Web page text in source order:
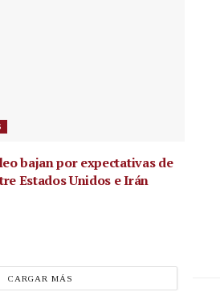
bajan por expectativas de
Estados Unidos e Irán
CARGAR MÁS